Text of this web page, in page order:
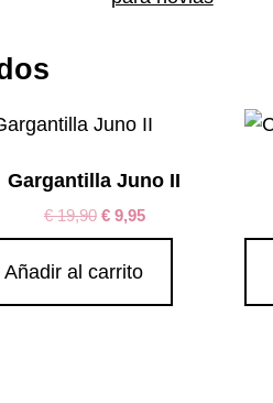
Gargantilla Juno II
€19,90 €9,95
Añadir al carrito